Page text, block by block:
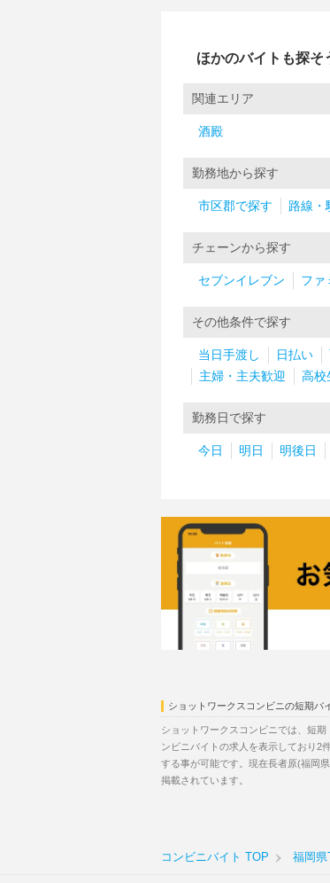
ほかのバイトも探そ
関連エリア
酒殿
勤務地から探す
市区郡で探す 路線・
チェーンから探す
セブンイレブン ファ
その他条件で探す
当日手渡し 日払い
主婦・主夫歓迎
高校
勤務日で探す
今日 明日 明後日
ショットワークスコンビニの短期バ
ショットワークスコンビニでは、短
ンビニバイトの求人を表示しており2
する事が可能です。現在長者原(福岡
掲載されています。
コンビニバイト TOP 福岡県